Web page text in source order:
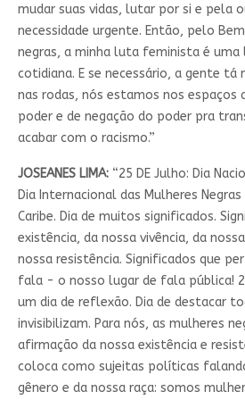
mudar suas vidas, lutar por si e pela
necessidade urgente. Então, pelo
negras, a minha luta feminista é
cotidiana. E se necessário, a gente tá
nas rodas, nós estamos nos espaços
poder e de negação do poder pra
acabar com o racismo.”
JOSEANES LIMA:“25 DE Julho: Dia
Dia Internacional das Mulheres
Caribe. Dia de muitos significados.
existência, da nossa vivência, da
nossa resistência. Significados que
fala - o nosso lugar de fala pública!
um dia de reflexão. Dia de destacar
invisibilizam. Para nós, as mulheres
afirmação da nossa existência e
coloca como sujeitas políticas
gênero e da nossa raça: somos